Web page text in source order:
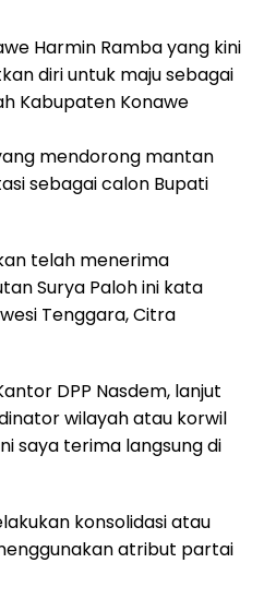
Harmin Ramba yang kini
diri untuk maju sebagai
Kabupaten Konawe
mendorong mantan
sebagai calon Bupati
telah menerima
Surya Paloh ini kata
Tenggara, Citra
DPP Nasdem, lanjut
wilayah atau korwil
saya terima langsung di
konsolidasi atau
atribut partai